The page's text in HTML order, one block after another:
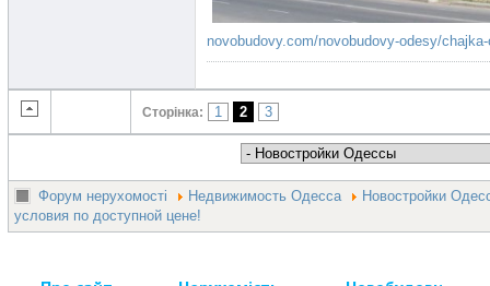
novobudovy.com/novobudovy-odesy/
Сторінка: 1 2 3
Форум нерухомості Недвижимость Одесса
Новостройки
условия по доступной цене!